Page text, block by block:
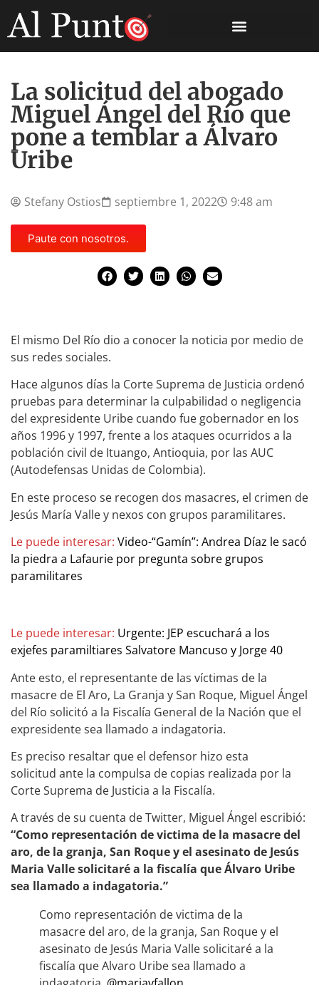
La solicitud del abogado
Miguel Ángel del Río que
pone a temblar a Álvaro
Uribe
Stefany Ostios septiembre 1, 2022 9:48 am
Paute con nosotros.
El mismo Del Río dio a conocer la noticia por medio de
sus redes sociales.
Hace algunos días la Corte Suprema de Justicia ordenó
pruebas para determinar la culpabilidad o negligencia
del expresidente Uribe cuando fue gobernador en los
años 1996 y 1997, frente a los ataques ocurridos a la
población civil de Ituango, Antioquia, por las AUC
(Autodefensas Unidas de Colombia).
En este proceso se recogen dos masacres, el crimen de
Jesús María Valle y nexos con grupos paramilitares.
Le puede interesar: Video-“Gamín”: Andrea Díaz le sacó
la piedra a Lafaurie por pregunta sobre grupos
paramilitares
Le puede interesar: Urgente: JEP escuchará a los
exjefes paramiltiares Salvatore Mancuso y Jorge 40
Ante esto, el representante de las víctimas de la
masacre de El Aro, La Granja y San Roque, Miguel Ángel
del Río solicitó a la Fiscalía General de la Nación que el
expresidente sea llamado a indagatoria.
Es preciso resaltar que el defensor hizo esta
solicitud ante la compulsa de copias realizada por la
Corte Suprema de Justicia a la Fiscalía.
A través de su cuenta de Twitter, Miguel Ángel escribió:
“Como representación de victima de la masacre del
aro, de la granja, San Roque y el asesinato de Jesús
Maria Valle solicitaré a la fiscalía que Álvaro Uribe
sea llamado a indagatoria.”
Como representación de victima de la
masacre del aro, de la granja, San Roque y el
asesinato de Jesús Maria Valle solicitaré a la
fiscalía que Alvaro Uribe sea llamado a